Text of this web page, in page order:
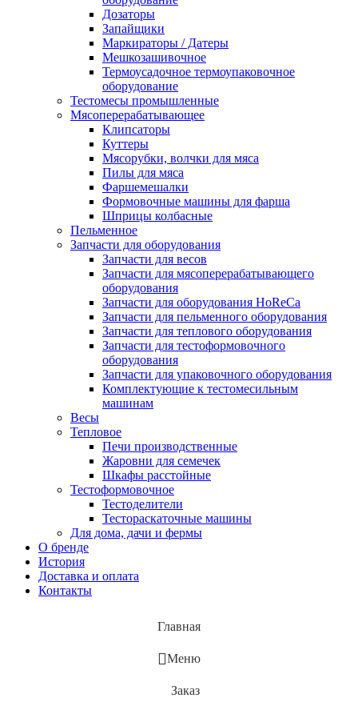
Дозаторы
Запайщики
Маркираторы / Датеры
Мешкозашивочное
Термоусадочное термоупаковочное
оборудование
Тестомесы промышленные
Мясоперерабатывающее
Клипсаторы
Куттеры
Мясорубки, волчки для мяса
Пилы для мяса
Фаршемешалки
Формовочные машины для фарша
Шприцы колбасные
Пельменное
Запчасти для оборудования
Запчасти для весов
Запчасти для мясоперерабатывающего
оборудования
Запчасти для оборудования HoReCa
Запчасти для пельменного оборудования
Запчасти для теплового оборудования
Запчасти для тестоформовочного
оборудования
Запчасти для упаковочного оборудования
Комплектующие к тестомесильным
машинам
Весы
Тепловое
Печи производственные
Жаровни для семечек
Шкафы расстойные
Тестоформовочное
Тестоделители
Тестораскаточные машины
Для дома, дачи и фермы
О бренде
История
Доставка и оплата
Контакты
Главная
Меню
Заказ